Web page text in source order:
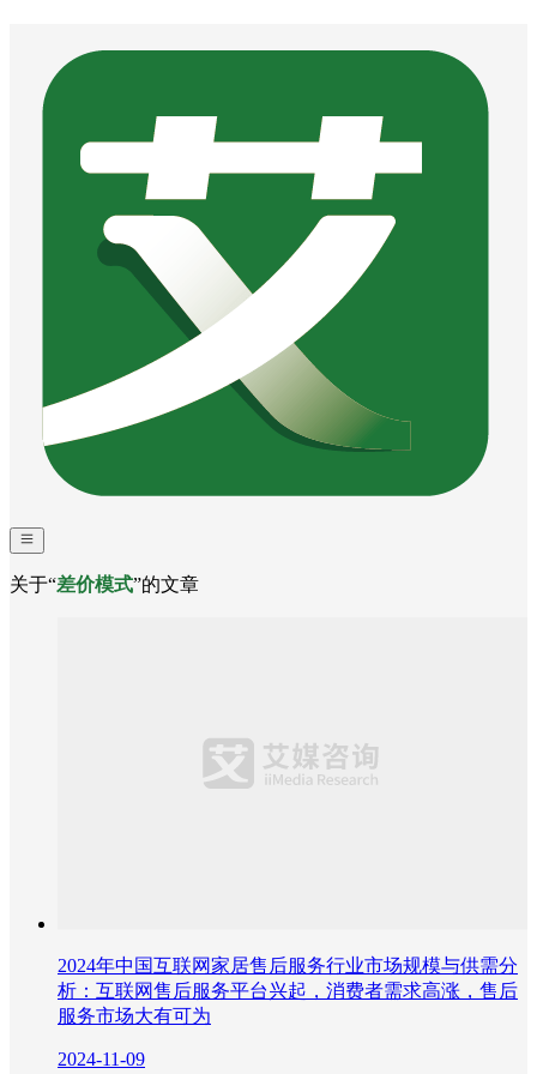
关于“差价模式”的文章
2024年中国互联网家居售后服务行业市场规模与供需分
析：互联网售后服务平台兴起，消费者需求高涨，售后
服务市场大有可为
2024-11-09